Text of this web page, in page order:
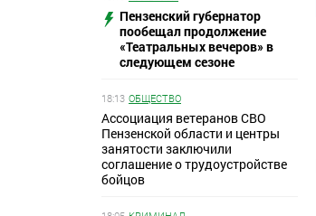
Пензенский губернатор
пообещал продолжение
«Театральных вечеров» в
следующем сезоне
18:13 ОБЩЕСТВО
Ассоциация ветеранов СВО
Пензенской области и центры
занятости заключили
соглашение о трудоустройстве
бойцов